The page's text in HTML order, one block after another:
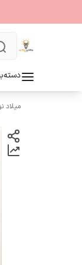
میلاد